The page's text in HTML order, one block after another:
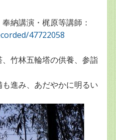
講演・梶原等講師：
47722058
竹林五輪塔の供養、参詣
進み、あだやかに明るい